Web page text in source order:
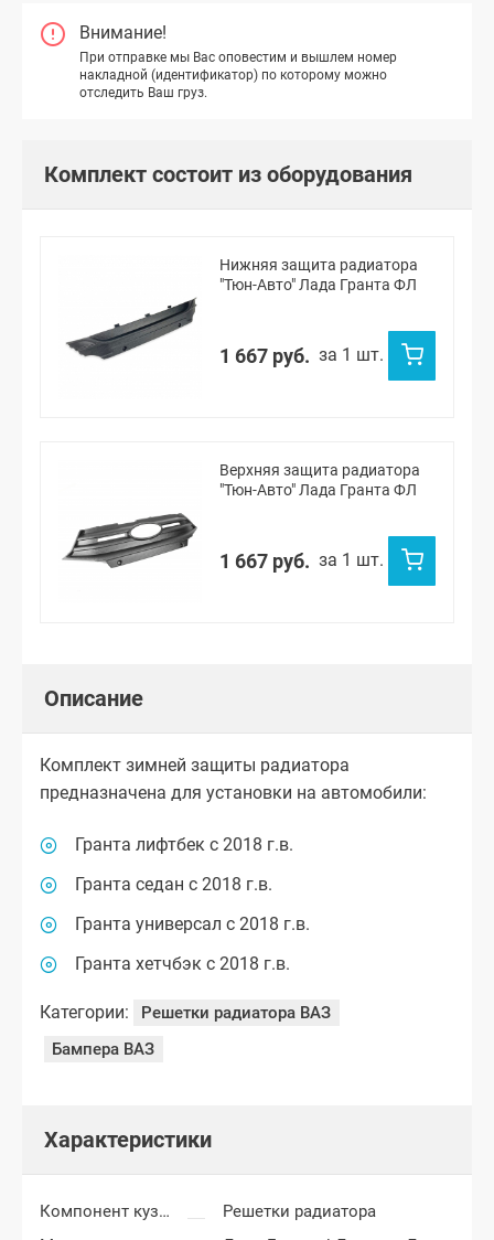
Внимание!
При отправке мы Вас оповестим и вышлем номер
накладной (идентификатор) по которому можно
отследить Ваш груз.
Комплект состоит из оборудования
Нижняя защита радиатора
"Тюн-Авто" Лада Гранта ФЛ
1 667 руб. за 1 шт.
Верхняя защита радиатора
"Тюн-Авто" Лада Гранта ФЛ
1 667 руб. за 1 шт.
Описание
Комплект зимней защиты радиатора
предназначена для установки на автомобили:
Гранта лифтбек с 2018 г.в.
Гранта седан с 2018 г.в.
Гранта универсал с 2018 г.в.
Гранта хетчбэк с 2018 г.в.
Категории:
Решетки радиатора ВАЗ
Бампера ВАЗ
Характеристики
Компонент кузова
Решетки радиатора